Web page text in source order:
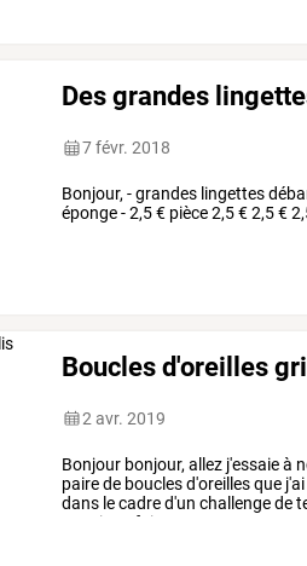
Des grandes
7 févr. 2018
Bonjour, - grandes lingettes
éponge - 2,5 € pièce 2,5 € 2,5 €
Boucles d'oreilles
2 avr. 2019
Bonjour bonjour, allez j'essaieà
pairede bouclesd'oreillesque j'ai
dans lecadred'un challengede
pouvions
faire